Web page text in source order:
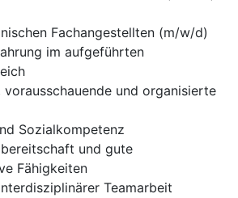
Fachangestellten (m/w/d)
im aufgeführten
und organisierte
Sozialkompetenz
und gute
Fähigkeiten
Teamarbeit